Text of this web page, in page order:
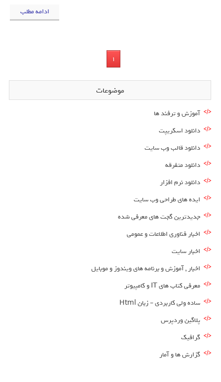
ادامه مطلب
1
موضوعات
آموزش و ترفند ها
دانلود اسکریپت
دانلود قالب وب سایت
دانلود متفرقه
دانلود نرم افزار
ایده های طراحی وب سایت
جدیدترین گجت های معرفی شده
اخبار فناوری اطلاعات و عمومی
اخبار سایت
اخبار , آموزش و برنامه های ویندوز و موبایل
معرفی کتاب های IT و کامپیوتر
ساده ولی کاربردی – زبان Html
پلاگین وردپرس
گرافیک
گزارش ها و آمار